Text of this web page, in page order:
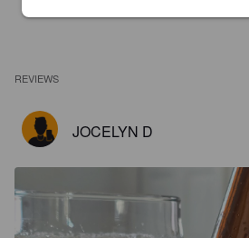
REVIEWS
JOCELYN D